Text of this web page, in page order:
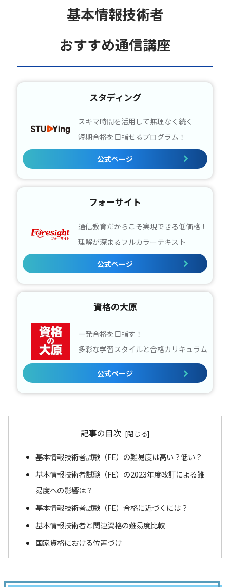
基本情報技術者
おすすめ通信講座
スタディング
スキマ時間を活用して無理なく続く
短期合格を目指せるプログラム！
公式ページ
フォーサイト
通信教育だからこそ実現できる低価格！
理解が深まるフルカラーテキスト
公式ページ
資格の大原
一発合格を目指す！
多彩な学習スタイルと合格カリキュラム
公式ページ
記事の目次
基本情報技術者試験（FE）の難易度は高い？低い？
基本情報技術者試験（FE）の2023年度改訂による難
易度への影響は？
基本情報技術者試験（FE）合格に近づくには？
基本情報技術者と関連資格の難易度比較
国家資格における位置づけ